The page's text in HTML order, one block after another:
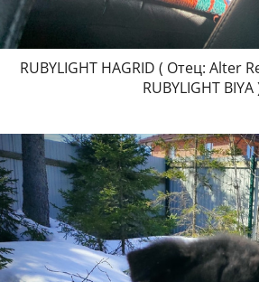
RUBYLIGHT HAGRID ( Отец: Alter
RUBYLIGHT BIYA